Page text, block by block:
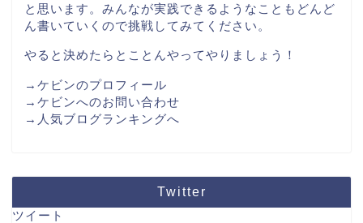
と思います。みんなが実践できるようなこともどんど
ん書いていくので挑戦してみてください。
やると決めたらとことんやってやりましょう！
→ケビンのプロフィール
→ケビンへのお問い合わせ
→人気ブログランキングへ
Twitter
ツイート